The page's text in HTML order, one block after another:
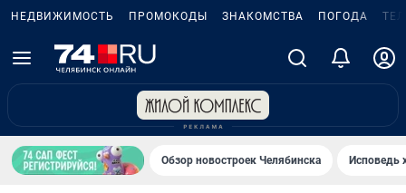
НЕДВИЖИМОСТЬ ПРОМОКОДЫ ЗНАКОМСТВА ПОГОДА
Обзор новостроек Челябинска Исповедь